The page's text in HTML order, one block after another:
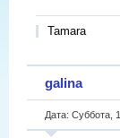
Tamara
galina
Дата: Суббота,